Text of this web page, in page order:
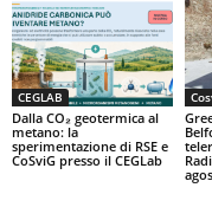
CEGLAB
Dalla CO₂ geotermica al
metano: la
sperimentazione di RSE e
CoSviG presso il CEGLab